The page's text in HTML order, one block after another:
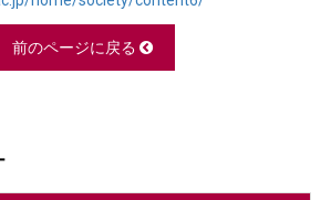
前のページに戻る